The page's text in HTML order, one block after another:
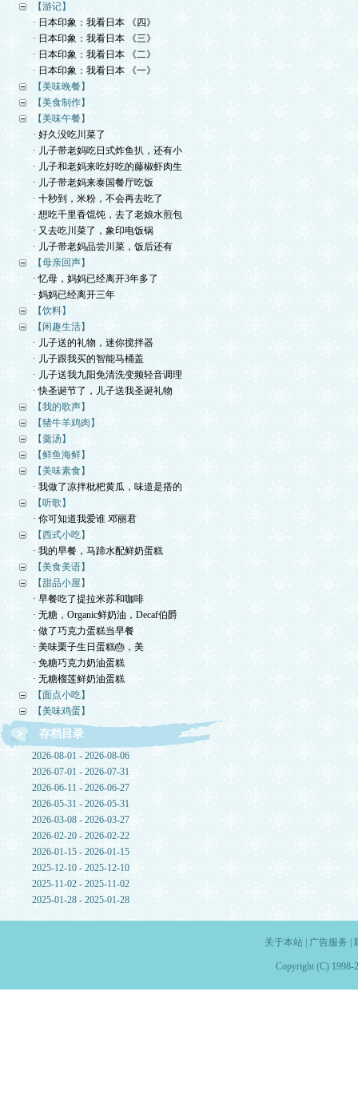
【游记】
· 日本印象：我看日本 《四》
· 日本印象：我看日本 《三》
· 日本印象：我看日本 《二》
· 日本印象：我看日本 《一》
【美味晚餐】
【美食制作】
【美味午餐】
· 好久没吃川菜了
· 儿子带老妈吃日式炸鱼扒，还有小
· 儿子和老妈来吃好吃的藤椒虾肉生
· 儿子带老妈来泰国餐厅吃饭
· 十秒到，米粉，不会再去吃了
· 想吃千里香馄饨，去了老娘水煎包
· 又去吃川菜了，象印电饭锅
· 儿子带老妈品尝川菜，饭后还有
【母亲回声】
· 忆母，妈妈已经离开3年多了
· 妈妈已经离开三年
【饮料】
【闲趣生活】
· 儿子送的礼物，迷你搅拌器
· 儿子跟我买的智能马桶盖
· 儿子送我九阳免清洗变频轻音调理
· 快圣诞节了，儿子送我圣诞礼物
【我的歌声】
【猪牛羊鸡肉】
【羹汤】
【鲜鱼海鲜】
【美味素食】
· 我做了凉拌枇杷黄瓜，味道是搭的
【听歌】
· 你可知道我爱谁 邓丽君
【西式小吃】
· 我的早餐，马蹄水配鲜奶蛋糕
【美食美语】
【甜品小屋】
· 早餐吃了提拉米苏和咖啡
· 无糖，Organic鲜奶油，Decaf伯爵
· 做了巧克力蛋糕当早餐
· 美味栗子生日蛋糕🎂，美
· 免糖巧克力奶油蛋糕
· 无糖榴莲鲜奶油蛋糕
【面点小吃】
【美味鸡蛋】
存档目录
2026-08-01 - 2026-08-06
2026-07-01 - 2026-07-31
2026-06-11 - 2026-06-27
2026-05-31 - 2026-05-31
2026-03-08 - 2026-03-27
2026-02-20 - 2026-02-22
2026-01-15 - 2026-01-15
2025-12-10 - 2025-12-10
2025-11-02 - 2025-11-02
2025-01-28 - 2025-01-28
关于本站| 广告服务
Copyright (C) 1998-